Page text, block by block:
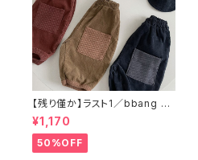
【残り僅か】ラスト1／bbang pa
nts (BABY) コーデュロイパン
ツ
¥1,170
50%OFF